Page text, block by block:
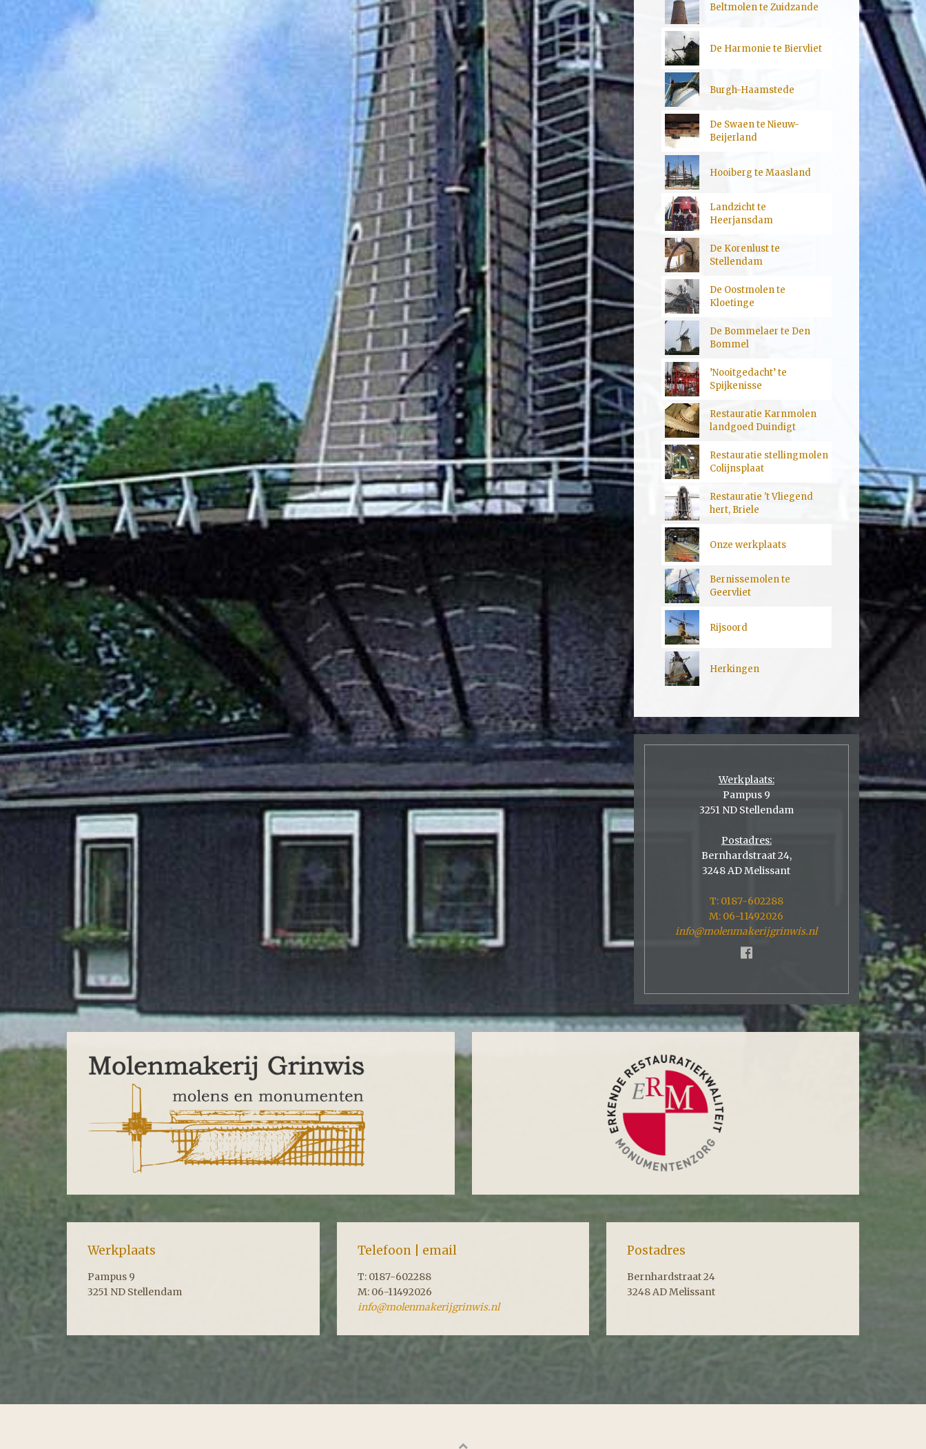
Beltmolen te Zuidzande
De Harmonie te Biervliet
Burgh-Haamstede
De Swaen te Nieuw-
Beijerland
Hooiberg te Maasland
Landzicht te
Heerjansdam
De Korenlust te
Stellendam
De Oostmolen te
Kloetinge
De Bommelaer te Den
Bommel
’Nooitgedacht’ te
Spijkenisse
Restauratie Karnmolen
landgoed Duindigt
Restauratie stellingmolen
Colijnsplaat
Restauratie 't Vliegend
hert, Briele
Onze werkplaats
Bernissemolen te
Geervliet
Rijsoord
Herkingen
Werkplaats:
Pampus 9
3251 ND Stellendam
Postadres:
Bernhardstraat 24,
3248 AD Melissant
T: 0187-602288
M: 06-11492026
info@molenmakerijgrinwis.nl
Werkplaats
Pampus 9
3251 ND Stellendam
Telefoon | email
T: 0187-602288
M: 06-11492026
info@molenmakerijgrinwis.nl
Postadres
Bernhardstraat 24
3248 AD Melissant